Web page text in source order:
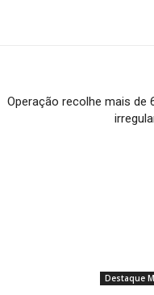
Operação recolhe mais de
Destaque